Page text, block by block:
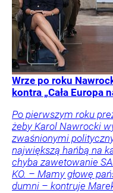
Wrze po roku
kontra „Cała Europa
Po pierwszym roku
żeby Karol Nawrocki
zwaśnionymi
największą hańbą na
chyba zawetowanie
KO. – Mamy głowę
dumni – kontruje